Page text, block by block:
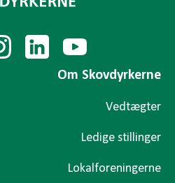
Om Skovdyrkerne
Vedtægter
Ledige stillinger
Lokalforeningerne